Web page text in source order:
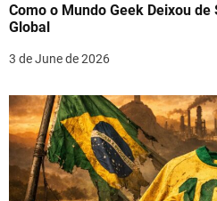
Como o Mundo Geek Deixou
Global
3 de June de 2026